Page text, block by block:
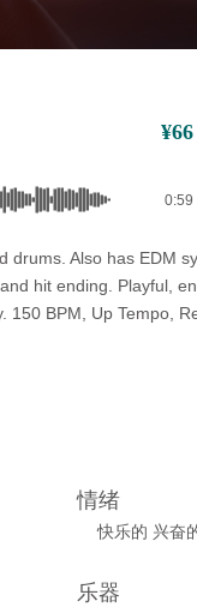
¥66
0:59
Also has EDM
hit ending. Playful,
150 BPM, Up Tempo,
情绪
快乐的 兴奋
乐器